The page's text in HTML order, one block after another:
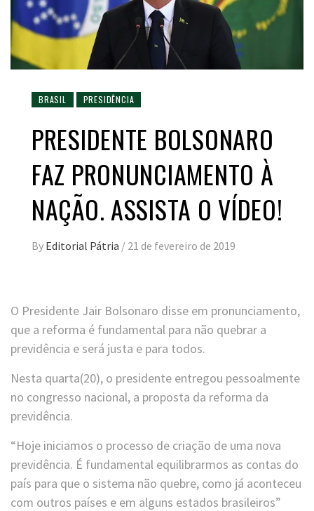
BRASIL PRESIDÊNCIA
PRESIDENTE BOLSONARO
FAZ PRONUNCIAMENTO À
NAÇÃO. ASSISTA O VÍDEO!
By Editorial Pátria / 21 de fevereiro de 2019
O Presidente Jair Bolsonaro disse em pronunciamento,
que a reforma é fundamental para não quebrar a
previdência e será justa e para todos.
Nesta quarta(20), o presidente entregou pessoalmente
no congresso nacional, a proposta da reforma da
previdência.
“Hoje iniciamos o processo de criação de uma nova
previdência. É fundamental equilibrarmos as contas do
país para que o sistema não quebre, como já aconteceu
com outros países e em alguns estados brasileiros”